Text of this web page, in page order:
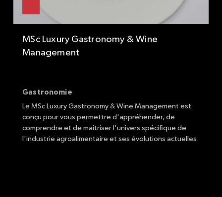
MSc Luxury Gastronomy & Wine
Management
Gastronomie
Le MSc Luxury Gastronomy & Wine Management est
conçu pour vous permettre d'appréhender, de
comprendre et de maîtriser l'univers spécifique de
l'industrie agroalimentaire et ses évolutions actuelles.